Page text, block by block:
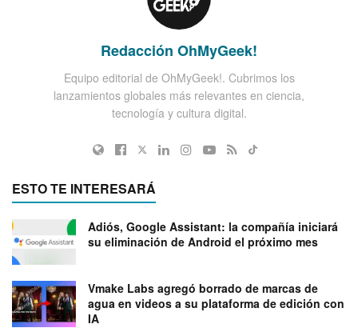
Redacción OhMyGeek!
Equipo editorial de OhMyGeek!. Cubrimos los
lanzamientos globales más relevantes en ciencia,
tecnología y cultura digital.
ESTO TE INTERESARÁ
Adiós, Google Assistant: la compañía iniciará
su eliminación de Android el próximo mes
Vmake Labs agregó borrado de marcas de
agua en videos a su plataforma de edición con
IA